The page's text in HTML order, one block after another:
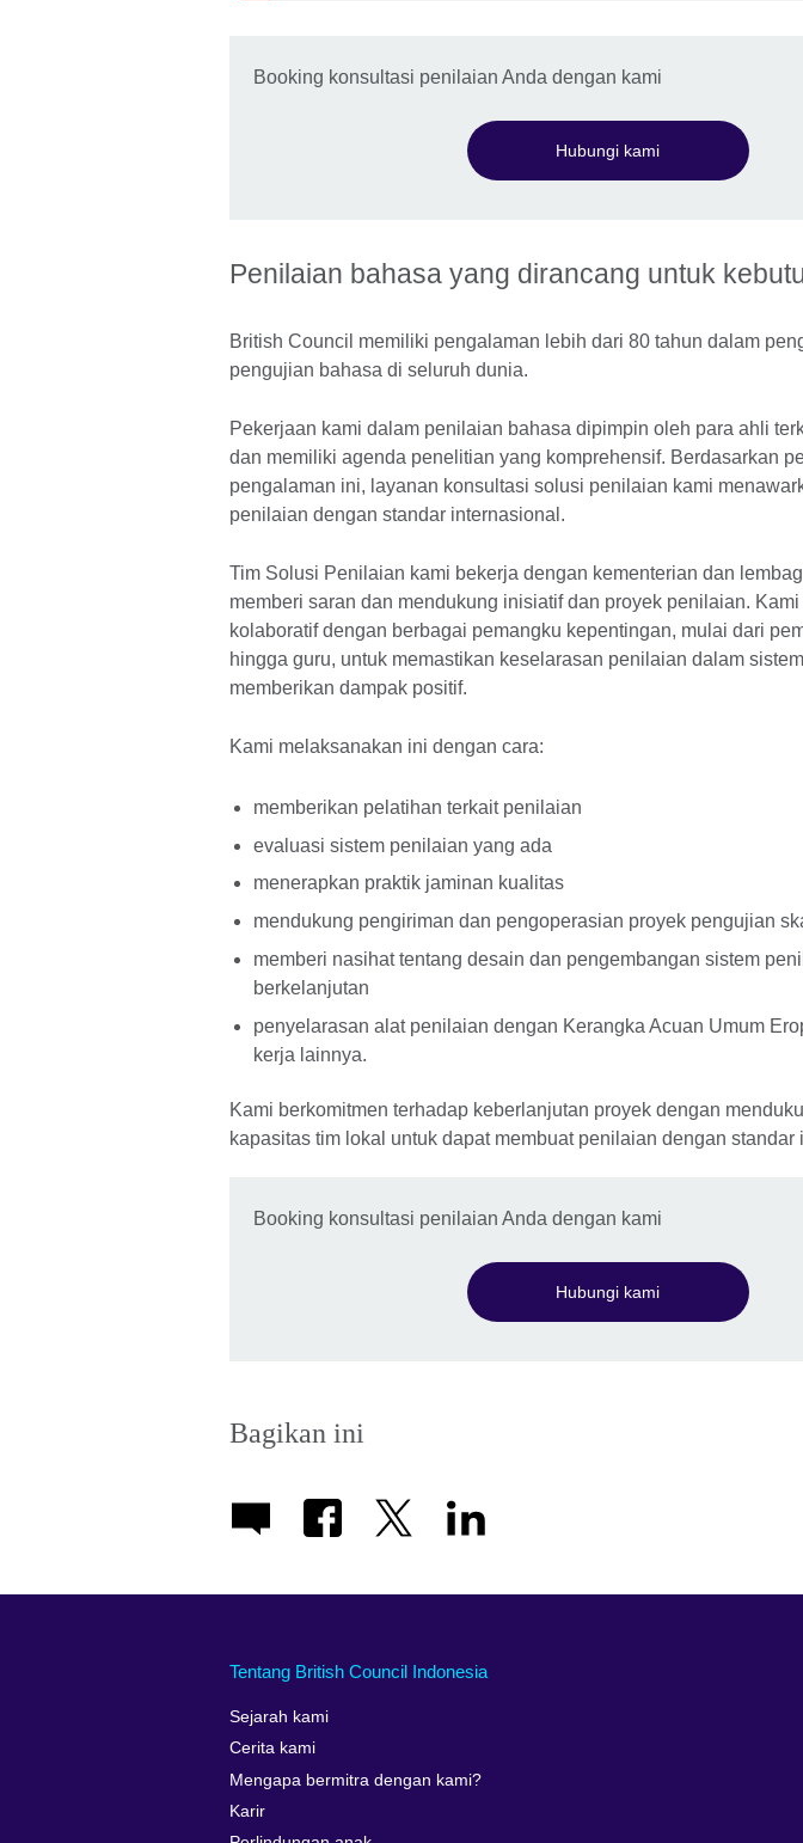
Booking konsultasi penilaian Anda dengan kami
Hubungi kami
Penilaian bahasa yang dirancang untuk
British Council memiliki pengalaman lebih dari 80 tahun dalam
pengujian bahasa di seluruh dunia.
Pekerjaan kami dalam penilaian bahasa dipimpin oleh para ahli
dan memiliki agenda penelitian yang komprehensif. Berdasarkan
pengalaman ini, layanan konsultasi solusi penilaian kami
penilaian dengan standar internasional.
Tim Solusi Penilaian kami bekerja dengan kementerian dan
memberi saran dan mendukung inisiatif dan proyek penilaian.
kolaboratif dengan berbagai pemangku kepentingan, mulai dari
hingga guru, untuk memastikan keselarasan penilaian dalam
memberikan dampak positif.
Kami melaksanakan ini dengan cara:
memberikan pelatihan terkait penilaian
evaluasi sistem penilaian yang ada
menerapkan praktik jaminan kualitas
mendukung pengiriman dan pengoperasian proyek pengujian
memberi nasihat tentang desain dan pengembangan sistem
berkelanjutan
penyelarasan alat penilaian dengan Kerangka Acuan Umum
kerja lainnya.
Kami berkomitmen terhadap keberlanjutan proyek dengan
kapasitas tim lokal untuk dapat membuat penilaian dengan standar
Booking konsultasi penilaian Anda dengan kami
Hubungi kami
Bagikan ini
Tentang British Council Indonesia
Sejarah kami
Cerita kami
Mengapa bermitra dengan kami?
Karir